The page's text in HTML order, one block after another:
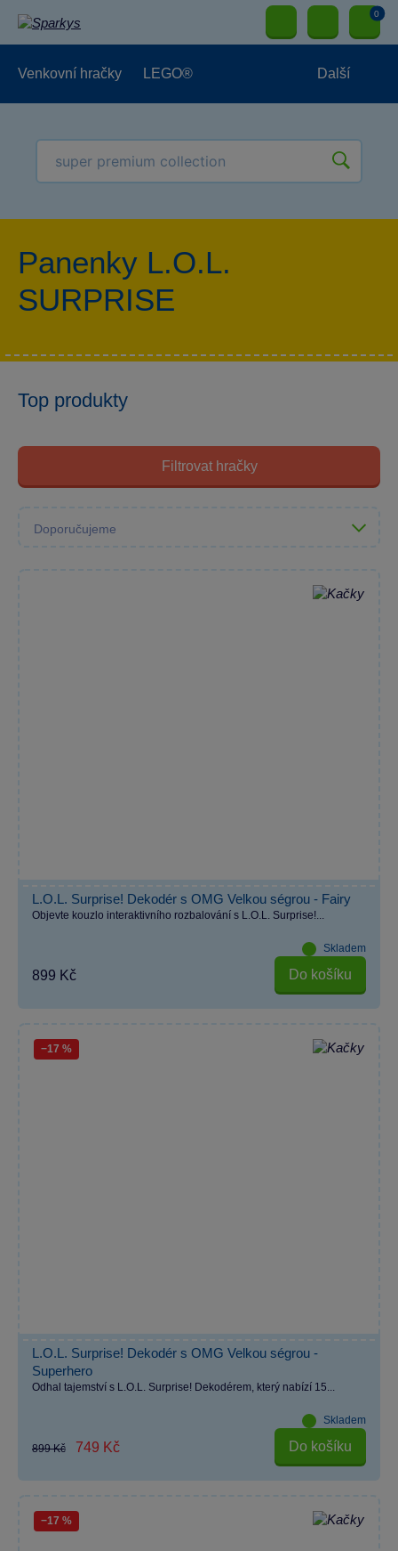
0
Venkovní hračky LEGO® Další
Panenky L.O.L.
SURPRISE
Top produkty
Filtrovat hračky
L.O.L. Surprise! Dekodér s OMG Velkou ségrou - Fairy
Objevte kouzlo interaktivního rozbalování s L.O.L. Surprise!...
Skladem
899 Kč Do košíku
−17 %
L.O.L. Surprise! Dekodér s OMG Velkou ségrou -
Superhero
Odhal tajemství s L.O.L. Surprise! Dekodérem, který nabízí 15...
Skladem
899 Kč 749 Kč Do košíku
−17 %